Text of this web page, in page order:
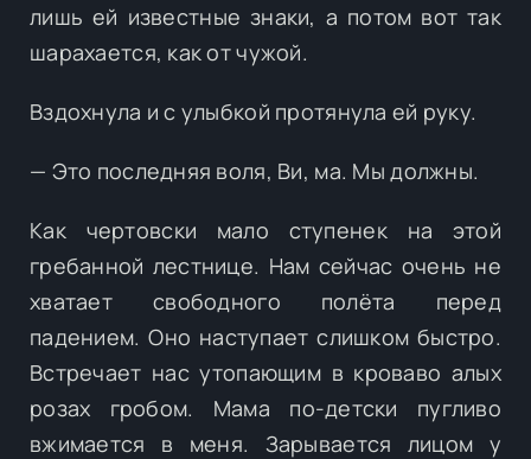
лишь ей известные знаки, а потом вот так
шарахается, как от чужой.
Вздохнула и с улыбкой протянула ей руку.
— Это последняя воля, Ви, ма. Мы должны.
Как чертовски мало ступенек на этой
гребанной лестнице. Нам сейчас очень не
хватает свободного полёта перед
падением. Оно наступает слишком быстро.
Встречает нас утопающим в кроваво алых
розах гробом. Мама по-детски пугливо
вжимается в меня. Зарывается лицом у